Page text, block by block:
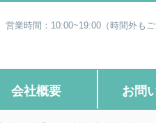
営業時間：10:00~19:00（時間外も
会社概要 お問